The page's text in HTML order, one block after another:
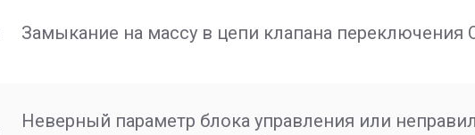
Замыкание на массу в цепи клапана переключения
Неверный параметр блока управления или